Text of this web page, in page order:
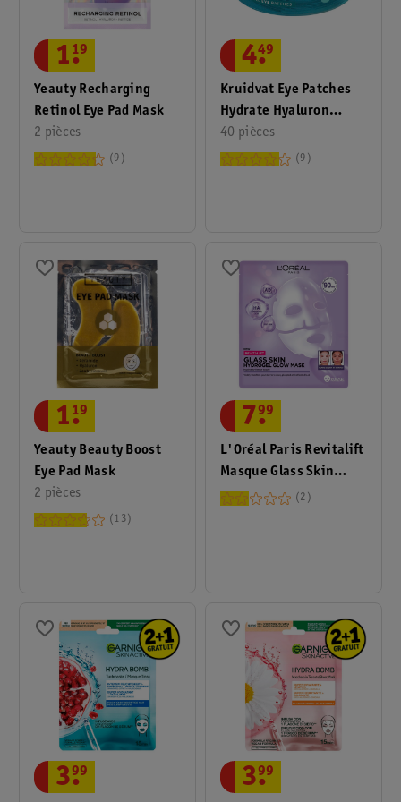
Yeauty Recharging
Retinol Eye Pad Mask
2 pièces
1.
19
9
Kruidvat Eye Patches
Hydrate Hyaluron
Hydrogel
40 pièces
4.
49
9
Yeauty Beauty Boost
Eye Pad Mask
2 pièces
1.
19
13
L'Oréal Paris Revitalift
Masque Glass Skin
Hydrogel Glow
7.
99
2
3.
99 3.
99